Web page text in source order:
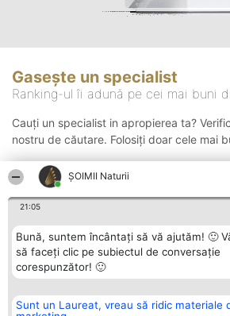
ŞOIMII Naturii
21:05
Bună, suntem încântați să vă ajutăm! 🙂
să faceți clic pe subiectul de conversație
corespunzător! 🙂
Sunt un Laureat, vreau să ridic materiale
Gasește un specialist
Ranking-ul îi adună pe cei mai buni
Cauți un specialist in apropierea ta?
nostru de căutare. Folosiți doar cele mai
Organizator Ranking Plebiscyt